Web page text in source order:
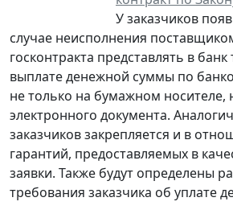
У заказчиков
случае неисполнения
госконтракта представлять в
выплате денежной суммы по
не только на бумажном
электронного документа.
заказчиков закрепляется и в
гарантий, предоставляемых в
заявки. Также будут определены
требования заказчика об уплате